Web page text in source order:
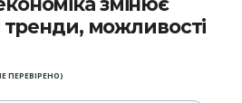
тренди, можливості
ПЕРЕВІРЕНО)